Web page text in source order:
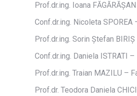
Prof.dr.ing. Ioana
Conf.dr.ing. Nicoleta
Prof.dr.ing. Sorin Ștefan
Conf.dr.ing. Daniela ISTRATI
Prof.dr.ing. Traian MAZILU –
Prof.dr. Teodora Daniela